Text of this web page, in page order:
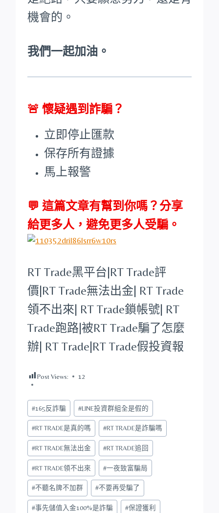
機會的。
我們一起加油。
🚨 懷疑遇到詐騙？
立即停止匯款
保存所有證據
馬上報警
💬 這篇文章有幫到你嗎？分享
給更多人，避免更多人受騙。
RT Trade黑平台|RT Trade評
價|RT Trade無法出金| RT Trade
領不出來| RT Trade鎖帳號| RT
Trade跑路|被RT Trade騙了怎麼
辦| RT Trade|RT Trade假投資報
Post Views: 12
Post
Tags:
#165反詐騙 #LINE投資群組全是假的
#RT TRADE是真的嗎 #RT TRADE是詐騙嗎
#RT TRADE無法出金 #RT TRADE追回
#RT TRADE領不出來 #一夜致富騙局
#不聽名牌不加群 #不要再受騙了
#事先儲值入金100%是詐騙 #保證獲利